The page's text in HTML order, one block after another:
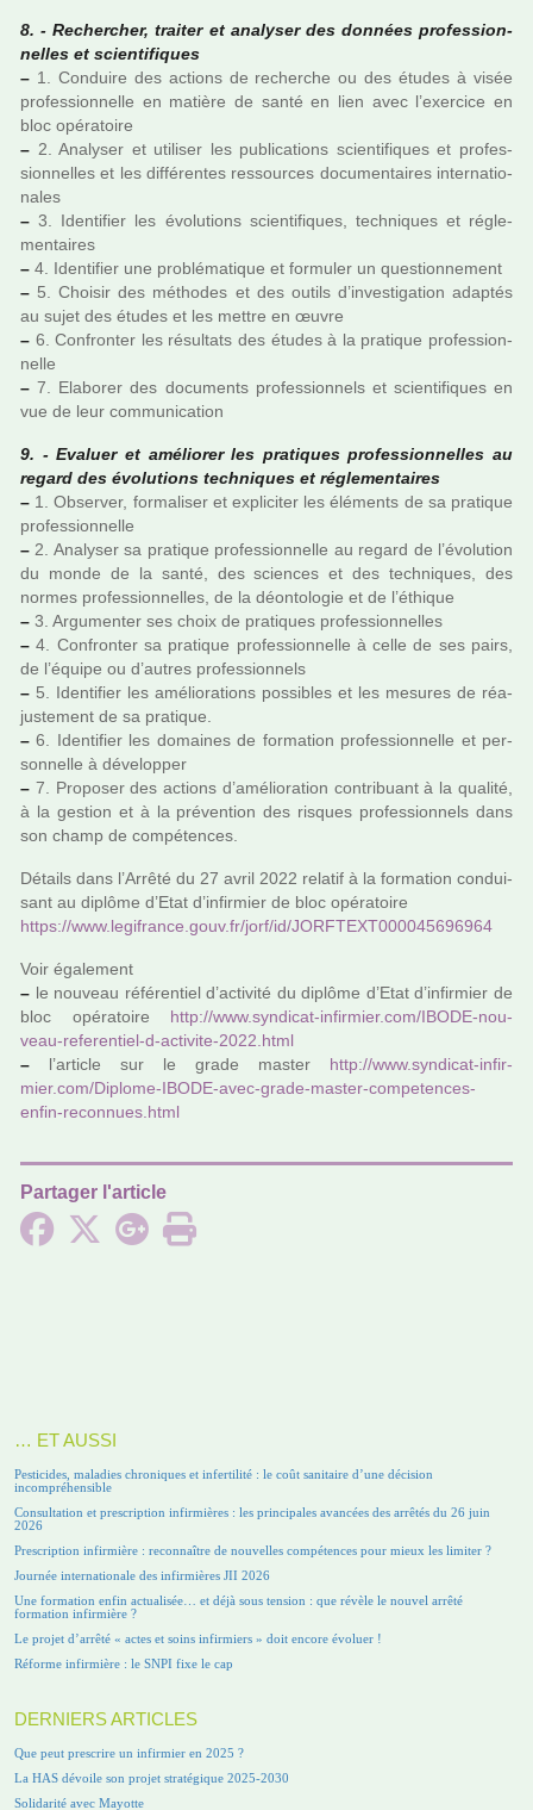
8. - Rechercher, trai­ter et ana­ly­ser des don­nées pro­fes­sion­
nel­les et scien­ti­fi­ques
– 1. Conduire des actions de recher­che ou des études à visée
pro­fes­sion­nelle en matière de santé en lien avec l’exer­cice en
bloc opé­ra­toire
– 2. Analyser et uti­li­ser les publi­ca­tions scien­ti­fi­ques et pro­fes­
sion­nel­les et les dif­fé­ren­tes res­sour­ces docu­men­tai­res inter­na­tio­
na­les
– 3. Identifier les évolutions scien­ti­fi­ques, tech­ni­ques et régle­
men­tai­res
– 4. Identifier une pro­blé­ma­ti­que et for­mu­ler un ques­tion­ne­ment
– 5. Choisir des métho­des et des outils d’inves­ti­ga­tion adap­tés
au sujet des études et les mettre en œuvre
– 6. Confronter les résul­tats des études à la pra­ti­que pro­fes­sion­
nelle
– 7. Elaborer des docu­ments pro­fes­sion­nels et scien­ti­fi­ques en
vue de leur com­mu­ni­ca­tion
9. - Evaluer et amé­lio­rer les pra­ti­ques pro­fes­sion­nel­les au
regard des évolutions tech­ni­ques et régle­men­tai­res
– 1. Observer, for­ma­li­ser et expli­ci­ter les éléments de sa pra­ti­que
pro­fes­sion­nelle
– 2. Analyser sa pra­ti­que pro­fes­sion­nelle au regard de l’évolution
du monde de la santé, des scien­ces et des tech­ni­ques, des
normes pro­fes­sion­nel­les, de la déon­to­lo­gie et de l’éthique
– 3. Argumenter ses choix de pra­ti­ques pro­fes­sion­nel­les
– 4. Confronter sa pra­ti­que pro­fes­sion­nelle à celle de ses pairs,
de l’équipe ou d’autres pro­fes­sion­nels
– 5. Identifier les amé­lio­ra­tions pos­si­bles et les mesu­res de réa­
jus­te­ment de sa pra­ti­que.
– 6. Identifier les domai­nes de for­ma­tion pro­fes­sion­nelle et per­
son­nelle à déve­lop­per
– 7. Proposer des actions d’amé­lio­ra­tion contri­buant à la qua­lité,
à la ges­tion et à la pré­ven­tion des ris­ques pro­fes­sion­nels dans
son champ de com­pé­ten­ces.
Détails dans l’Arrêté du 27 avril 2022 rela­tif à la for­ma­tion condui­
sant au diplôme d’Etat d’infir­mier de bloc opé­ra­toire
https://www.legi­france.gouv.fr/jorf/id/JORFTEXT000045696964
Voir également
– le nou­­veau réfé­­ren­­tiel d’acti­­vité du diplôme d’Etat d’infir­­mier de
bloc opé­­ra­­toire http://www.syn­di­cat-infir­mier.com/IBODE-nou­
veau-refe­ren­tiel-d-acti­vite-2022.html
– l’arti­cle sur le grade master http://www.syn­di­cat-infir­
mier.com/Diplome-IBODE-avec-grade-master-com­pe­ten­ces-
enfin-reconnues.html
Partager l'article
… ET AUSSI
Pesticides, maladies chroniques et infertilité : le coût sanitaire d’une décision
incompréhensible
Consultation et prescription infirmières : les principales avancées des arrêtés du 26 juin
2026
Prescription infirmière : reconnaître de nouvelles compétences pour mieux les limiter ?
Journée internationale des infirmières JII 2026
Une formation enfin actualisée… et déjà sous tension : que révèle le nouvel arrêté
formation infirmière ?
Le projet d’arrêté « actes et soins infirmiers » doit encore évoluer !
Réforme infirmière : le SNPI fixe le cap
DERNIERS ARTICLES
Que peut prescrire un infirmier en 2025 ?
La HAS dévoile son projet stratégique 2025-2030
Solidarité avec Mayotte